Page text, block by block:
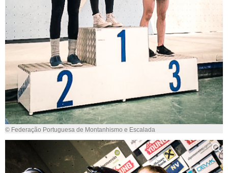
© Federação Portuguesa de Montanhismo e Escalada